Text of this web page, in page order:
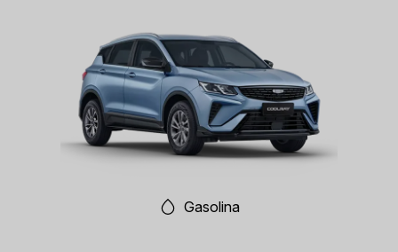
Gasolina